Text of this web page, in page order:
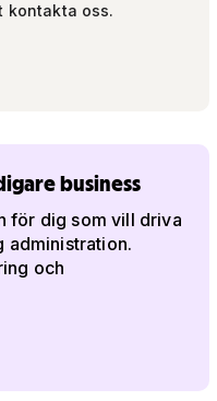
kontakta oss.
business
för dig som vill driva
administration.
och